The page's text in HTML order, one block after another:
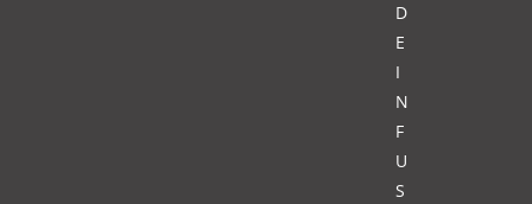
D
E
I
N
F
U
S